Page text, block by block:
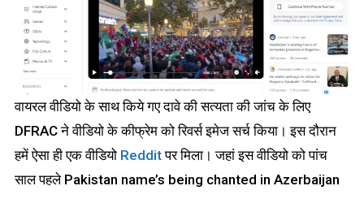
वायरल वीडियो के साथ किये गए दावे की सत्यता की जांच के लिए
DFRAC ने वीडियो के कीफ्रेम को रिवर्स इमेज सर्च किया। इस दौरान
हमें ऐसा ही एक वीडियो Redditपर मिला। जहां इस वीडियो को पांच
साल पहले Pakistan name’s being chanted in Azerbaijan